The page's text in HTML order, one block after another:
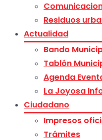
Residuos
Actualidad
Bando
Tablón
Agenda
La Joyosa
Ciudadano
Impresos
Trámites